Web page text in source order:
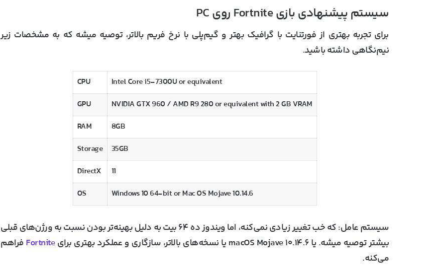
سیستم پیشنهادی بازی Fortnite روی PC
برای تجربه بهتری از فورتنایت با گرافیک بهتر و گیم‌پلی با نرخ فریم بالاتر، توصیه میشه که به مشخصات زیر
نیم‌نگاهی داشته باشید.
Intel Core i5-7300U or equivalent
CPU
NVIDIA GTX 960 / AMD R9 280 or equivalent with 2 GB VRAM
GPU
8GB
RAM
35GB
Storage
11
DirectX
Windows 10 64-bit or Mac OS Mojave 10.14.6
OS
سیستم عامل
: که خب تغییر زیادی نمی‌کنه، اما ویندوز ده ۶۴ بیت به دلیل بهینه‌تر بودن نسبت به ورژن‌های قبلی
بیشتر توصیه میشه. یا macOS Mojave ۱۰.۱۴.۶ یا نسخه‌های بالاتر، سازگاری و عملکرد بهتری برای
Fortnite فراهم
می‌کنه.